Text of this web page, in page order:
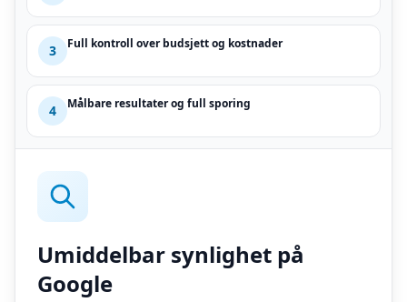
3 Full kontroll over budsjett og kostnader
4 Målbare resultater og full sporing
Umiddelbar synlighet på
Google